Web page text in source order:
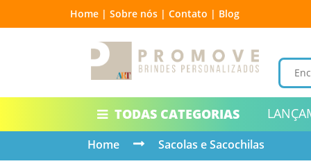
Home | Sobre nós | Contato | Blog
TODAS CATEGORIAS
Home Sacolas e Sacochilas